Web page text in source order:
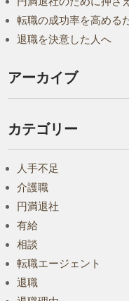
転職の成功率を高める
退職を決意した人へ
アーカイブ
カテゴリー
人手不足
介護職
円満退社
有給
相談
転職エージェント
退職